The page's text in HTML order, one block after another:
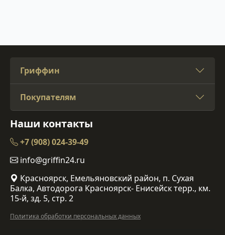
Гриффин
Покупателям
Наши контакты
+7 (908) 024-39-49
info@griffin24.ru
Красноярск, Емельяновский район, п. Сухая
Балка, Автодорога Красноярск- Енисейск терр., км.
15-й, зд. 5, стр. 2
Политика обработки персональных данных